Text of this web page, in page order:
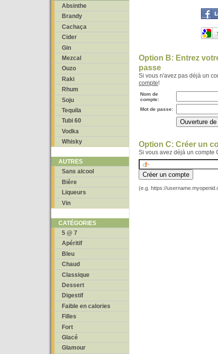
Absinthe
Brandy
Cachaça
Cider
Gin
Mezcal
Ouzo
Raki
Rhum
Soju
Tequila
Tubi 60
Vodka
Whisky
AUTRES
Sans alcool
Bière
Liqueurs
Vin
CATÉGORIES
5 @ 7
Apéritif
Bleu
Chaud
Classique
Dessert
Digestif
Faible en calories
Filles
Fort
Glacé
Glamour
Option B: Entrez
passe
Si vous n'avez pas déjà un
compte!
Nom de
compte:
Mot de passe:
Option C: Créer un
Si vous avez déjà un compte
(e.g. https://